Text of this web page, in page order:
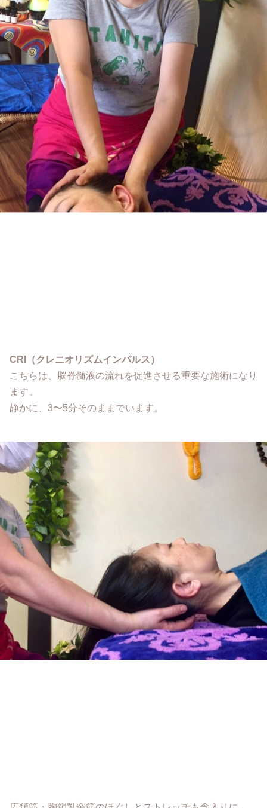
CRI（クレニオリズムインパルス）
こちらは、脳脊髄液の流れを促進させる重要な施術になり
ます。
静かに、3〜5分そのままでいます。